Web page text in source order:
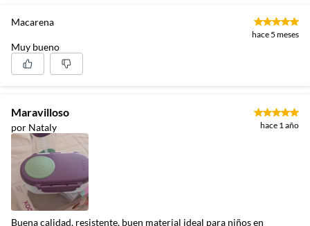
Macarena
hace 5 meses
Muy bueno
Maravilloso
por Nataly hace 1 año
Buena calidad, resistente, buen material ideal para niños en